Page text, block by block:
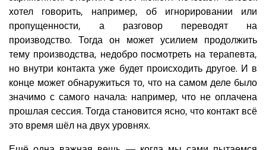
хотел говорить, например, об игнорировании или
пропущенности, а разговор переводят на
производство. Тогда он может усилием продолжить
тему производства, недобро посмотреть на терапевта,
но внутри контакта уже будет происходить другое. И в
конце может обнаружиться то, что на самом деле было
значимо с самого начала: например, что не оплачена
прошлая сессия. Тогда становится ясно, что контакт всё
это время шёл на двух уровнях.